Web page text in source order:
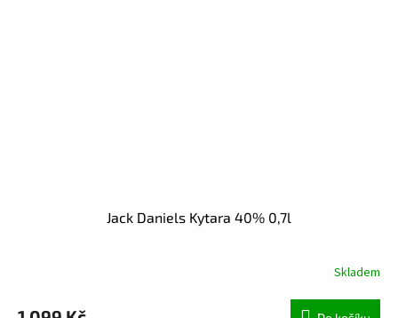
Jack Daniels Kytara 40% 0,7l
Skladem